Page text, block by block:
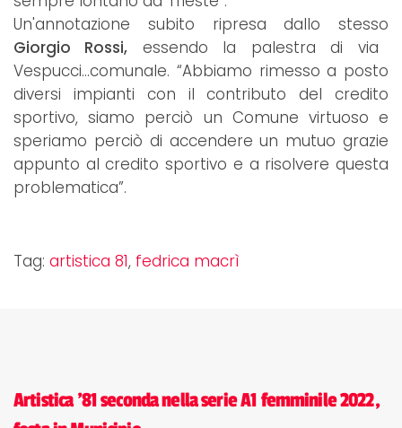
Un'annotazione subito ripresa dallo stesso
Giorgio Rossi, essendo la palestra di via
Vespucci...comunale. “Abbiamo rimesso a posto
diversi impianti con il contributo del credito
sportivo, siamo perciò un Comune virtuoso e
speriamo perciò di accendere un mutuo grazie
appunto al credito sportivo e a risolvere questa
problematica”.
Tag: artistica 81, fedrica macrì
Artistica '81 seconda nella serie A1 femminile 2022,